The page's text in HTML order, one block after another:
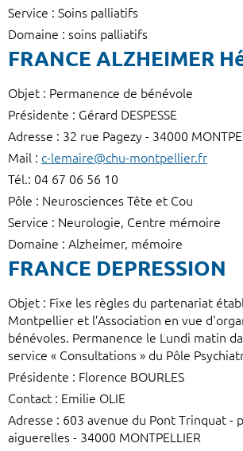
Service : Soins palliatifs
Domaine : soins palliatifs
FRANCE ALZHEIMER
Objet : Permanence de bénévole
Présidente : Gérard DESPESSE
Adresse : 32 rue Pagezy - 34000
Mail : c-lemaire@chu-montpellier.fr
Tél.: 04 67 06 56 10
Pôle : Neurosciences Tête et Cou
Service : Neurologie, Centre mémoire
Domaine : Alzheimer, mémoire
FRANCE DEPRESSION
Objet : Fixe les règles du partenariat
Montpellier et l’Association en vue
bénévoles. Permanence le Lundi matin
service « Consultations » du Pôle
Présidente : Florence BOURLES
Contact : Emilie OLIE
Adresse : 603 avenue du Pont Trinquat -
aiguerelles - 34000 MONTPELLIER